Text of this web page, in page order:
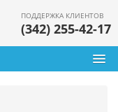
ПОДДЕРЖКА КЛИЕНТОВ
(342) 255-42-17